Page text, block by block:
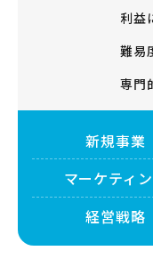
利益
難易
専門
新規事業
マーケティ
経営戦略